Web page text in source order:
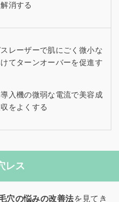
消する
レーザーで肌にごく微小な
てターンオーバーを促進す
入機の微弱な電流で美容成
をよくする
レス
穴の悩みの改善法を見てき